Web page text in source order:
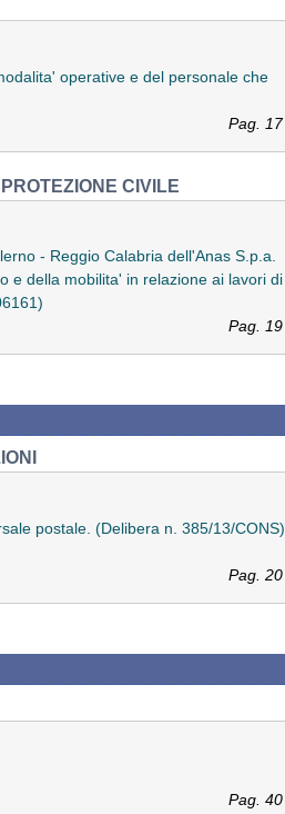
operative e del personale che
Pag. 17
CIVILE
- Reggio Calabria dell'Anas S.p.a.
e della mobilita' in relazione ai lavori di
Pag. 19
postale. (Delibera n. 385/13/CONS).
Pag. 20
Pag. 40